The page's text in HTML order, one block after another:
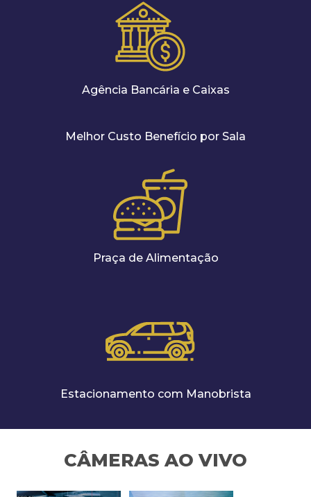
Agência Bancária e Caixas
Melhor Custo Benefício por Sala
Praça de Alimentação
Estacionamento com Manobrista
CÂMERAS AO VIVO